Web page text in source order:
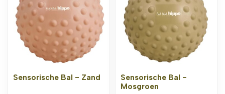
Sensorische Bal - Zand
Sensorische Bal -
Mosgroen